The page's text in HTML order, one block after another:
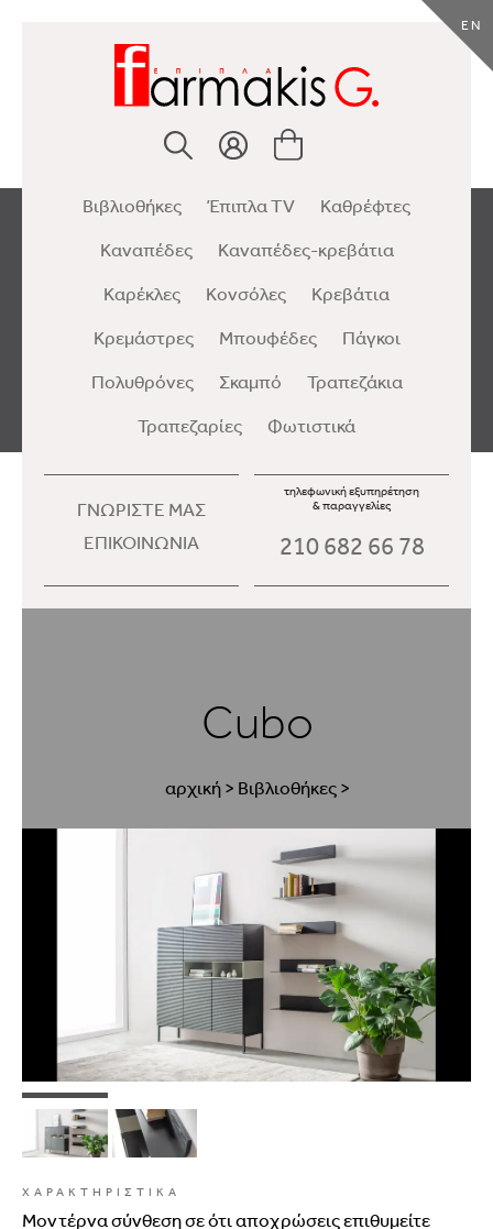
EN
Βιβλιοθήκες Έπιπλα TV
Καθρέφτες
Καναπέδες
Καναπέδες-κρεβάτια
Καρέκλες
Κονσόλες
Κρεβάτια
Κρεμάστρες
Μπουφέδες
Πάγκοι
Πολυθρόνες
Σκαμπό
Τραπεζάκια
Τραπεζαρίες
Φωτιστικά
ΓΝΩΡΙΣΤΕ ΜΑΣ
ΕΠΙΚΟΙΝΩΝΙΑ
τηλεφωνική εξυπηρέτηση
& παραγγελίες
210 682 66 78
αρχική>Βιβλιοθήκες>
Cubo
ΧΑΡΑΚΤΗΡΙΣΤΙΚΑ
Μοντέρνα σύνθεση σε ότι αποχρώσεις επιθυμείτε